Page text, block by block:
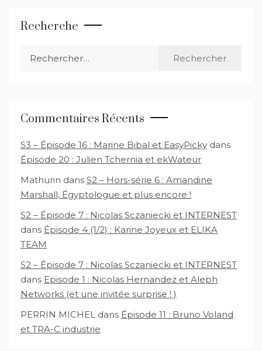
Recherche
Commentaires Récents
S3 – Épisode 16 : Marine Bibal et EasyPicky dans
Épisode 20 : Julien Tchernia et ekWateur
Mathurin dans S2 – Hors-série 6 : Amandine
Marshall, Égyptologue et plus encore !
S2 – Épisode 7 : Nicolas Sczaniecki et INTERNEST
dans Épisode 4 (1/2) : Karine Joyeux et ELIKA
TEAM
S2 – Épisode 7 : Nicolas Sczaniecki et INTERNEST
dans Episode 1 : Nicolas Hernandez et Aleph
Networks (et une invitée surprise ! )
PERRIN MICHEL dans Épisode 11 : Bruno Voland
et TRA-C industrie